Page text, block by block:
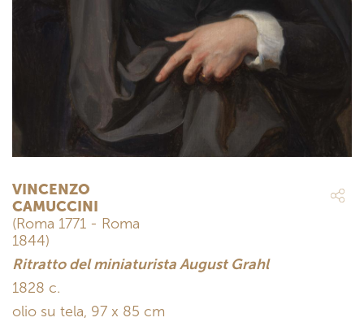
VINCENZO
CAMUCCINI
(Roma 1771 - Roma
1844)
Ritratto del miniaturista August Grahl
1828 c.
olio su tela, 97 x 85 cm